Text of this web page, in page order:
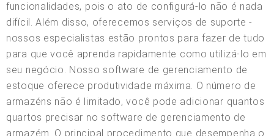
funcionalidades, pois o ato de configurá-lo não é nada
difícil. Além disso, oferecemos serviços de suporte -
nossos especialistas estão prontos para fazer de tudo
para que você aprenda rapidamente como utilizá-lo em
seu negócio. Nosso software de gerenciamento de
estoque oferece produtividade máxima. O número de
armazéns não é limitado, você pode adicionar quantos
quartos precisar no software de gerenciamento de
armazém. O principal procedimento que desempenha o